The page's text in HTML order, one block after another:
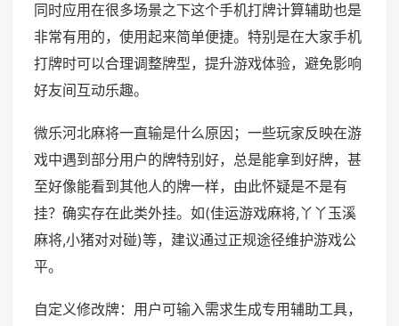
同时应用在很多场景之下这个手机打牌计算辅助也是
非常有用的，使用起来简单便捷。特别是在大家手机
打牌时可以合理调整牌型，提升游戏体验，避免影响
好友间互动乐趣。
微乐河北麻将一直输是什么原因；一些玩家反映在游
戏中遇到部分用户的牌特别好，总是能拿到好牌，甚
至好像能看到其他人的牌一样，由此怀疑是不是有
挂？确实存在此类外挂。如(佳运游戏麻将,丫丫玉溪
麻将,小猪对对碰)等，建议通过正规途径维护游戏公
平。
自定义修改牌：用户可输入需求生成专用辅助工具，